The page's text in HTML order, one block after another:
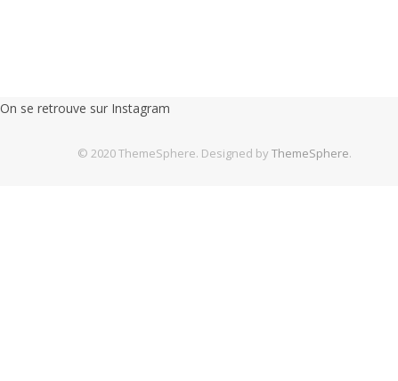
On se retrouve sur Instagram
© 2020 ThemeSphere. Designed by ThemeSphere.